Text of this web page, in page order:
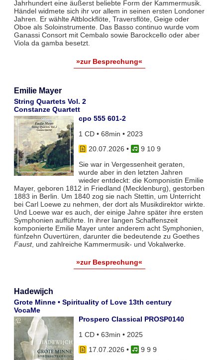
Jahrhundert eine äußerst beliebte Form der Kammermusik.
Händel widmete sich ihr vor allem in seinen ersten Londoner
Jahren. Er wählte Altblockflöte, Traversflöte, Geige oder
Oboe als Soloinstrumente. Das Basso continuo wurde vom
Ganassi Consort mit Cembalo sowie Barockcello oder aber
Viola da gamba besetzt.
»zur Besprechung«
Emilie Mayer
String Quartets Vol. 2
Constanze Quartett
cpo 555 601-2
1 CD • 68min • 2023
20.07.2026 •
9 10 9
Sie war in Vergessenheit geraten,
wurde aber in den letzten Jahren
wieder entdeckt: die Komponistin Emilie
Mayer, geboren 1812 in Friedland (Mecklenburg), gestorben
1883 in Berlin. Um 1840 zog sie nach Stettin, um Unterricht
bei Carl Loewe zu nehmen, der dort als Musikdirektor wirkte.
Und Loewe war es auch, der einige Jahre später ihre ersten
Symphonien aufführte. In ihrer langen Schaffenszeit
komponierte Emilie Mayer unter anderem acht Symphonien,
fünfzehn Ouvertüren, darunter die bedeutende zu Goethes
Faust, und zahlreiche Kammermusik- und Vokalwerke.
»zur Besprechung«
Hadewijch
Grote Minne • Spirituality of Love 13th century
VocaMe
Prospero Classical PROSP0140
1 CD • 63min • 2025
17.07.2026 •
9 9 9